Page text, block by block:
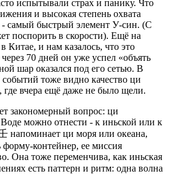
испытывали страх и панику. Что
и высокая степень охвата
самый быстрый элемент У-син. (С
поспорить в скорости). Ещё на
и нам казалось, что это
70 дней он уже успел «объять
шар оказался под его сетью. В
событий тоже видно качество ци
где вчера ещё даже не было щели.
закономерный вопрос: ци
можно отнести - к иньской или к
напоминает ци моря или океана,
контейнер, ее миссия
Она тоже переменчива, как иньская
есть паттерн и ритм: одна волна